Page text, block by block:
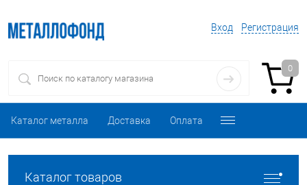
Вход Регистрация
0
Каталог металла Доставка Оплата
Каталог товаров